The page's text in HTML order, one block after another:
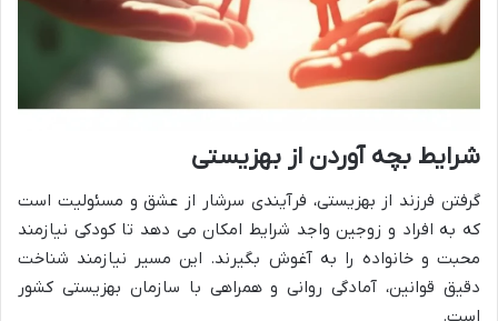
شرایط بچه آوردن از بهزیستی
گرفتن فرزند از بهزیستی، فرآیندی سرشار از عشق و مسئولیت است
که به افراد و زوجین واجد شرایط امکان می دهد تا کودکی نیازمند
محبت و خانواده را به آغوش بگیرند. این مسیر نیازمند شناخت
دقیق قوانین، آمادگی روانی و همراهی با سازمان بهزیستی کشور